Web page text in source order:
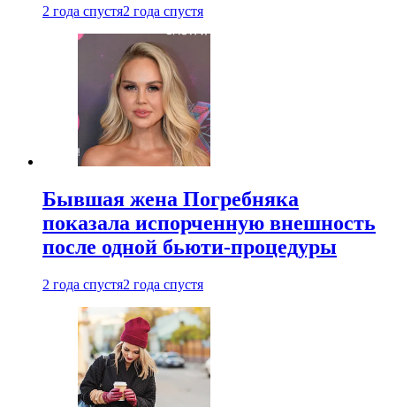
2 года спустя2 года спустя
Бывшая жена Погребняка
показала испорченную внешность
после одной бьюти-процедуры
2 года спустя2 года спустя